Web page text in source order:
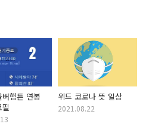
햄튼 연봉
위드 코로나 뜻 일상
2021.08.22